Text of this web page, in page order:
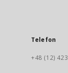
Telefon
+48 (12)